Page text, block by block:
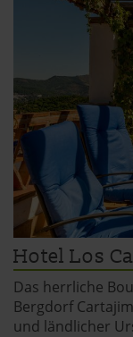
Hotel Los
Das herrliche
Bergdorf
und ländlicher